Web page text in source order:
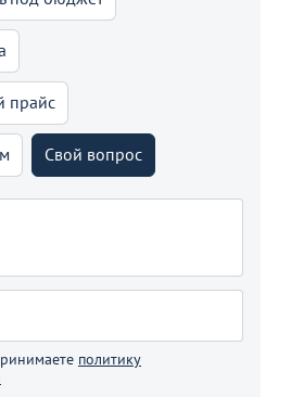
прайс
Свой вопрос
политику